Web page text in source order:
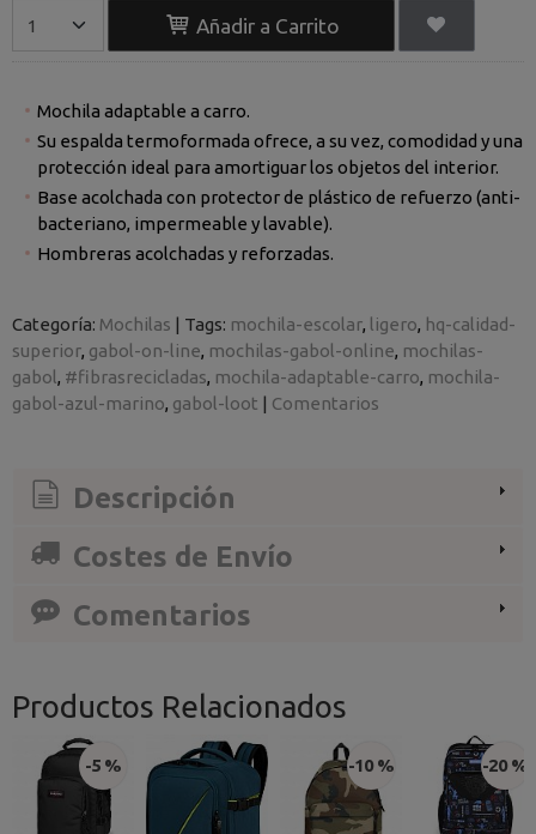
Añadir a Carrito
Mochila adaptable a carro.
Su espalda termoformada ofrece, a su vez, comodidad y una
protección ideal para amortiguar los objetos del interior.
Base acolchada con protector de plástico de refuerzo (anti-
bacteriano, impermeable y lavable).
Hombreras acolchadas y reforzadas.
Categoría: Mochilas | Tags: mochila-escolar ligero hq-calidad-
superior gabol-on-line mochilas-gabol-online mochilas-
gabol
#fibrasrecicladas mochila-adaptable-carro mochila-
gabol-azul-marino gabol-loot | Comentarios
Descripción
Costes de Envío
Comentarios
Productos Relacionados
-5 % -10 % -20 %